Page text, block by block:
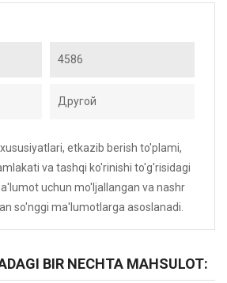
4586
Другой
etkazib berish to'plami,
va tashqi ko'rinishi to'g'risidagi
uchun mo'ljallangan va nashr
so'nggi ma'lumotlarga asoslanadi.
BIR NECHTA MAHSULOT: